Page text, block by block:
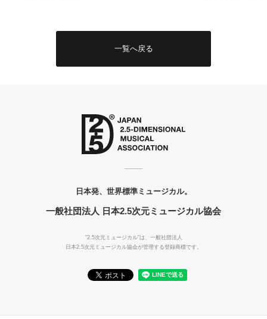
一覧へ戻る
日本発、世界標準ミュージカル。
一般社団法人 日本2.5次元ミュージカル協会
"2.5次元ミュージカル"は、一般社団法人
日本2.5次元ミュージカル協会が管理する登録商標です。